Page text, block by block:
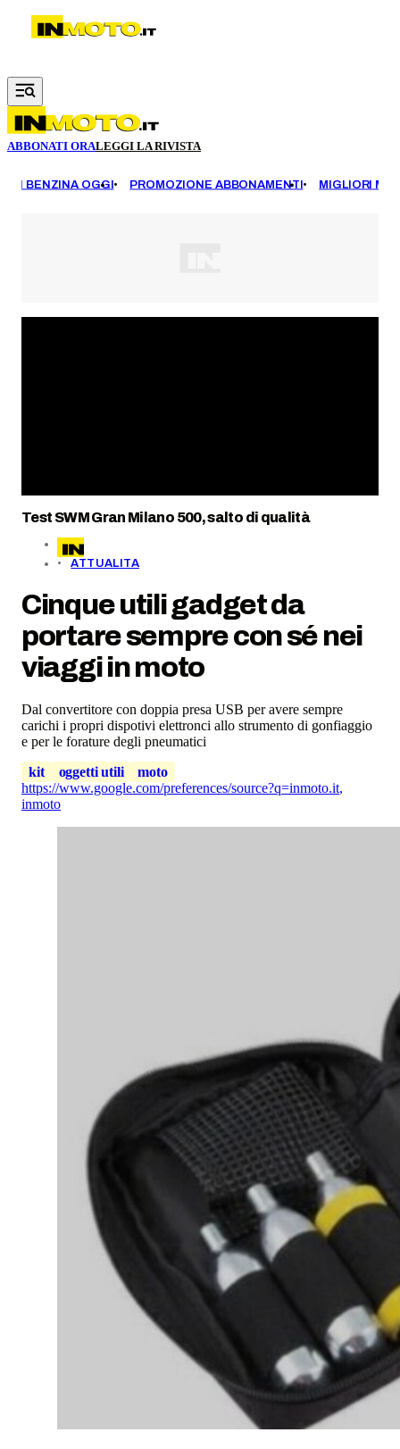
Vai al contenuto principale
ABBONATI ORALEGGI LA RIVISTA
BENZINA OGGI PROMOZIONE ABBONAMENTI MIGLIORI
Test SWM Gran Milano 500, salto di qualità
ATTUALITA
Cinque utili gadget da
portare sempre con sé nei
viaggi in moto
Dal convertitore con doppia presa USB per avere sempre
carichi i propri dispotivi elettronci allo strumento di gonfiaggio
e per le forature degli pneumatici
kit
oggetti utili
moto
https://www.google.com/preferences/source?q=inmoto.it,
inmoto